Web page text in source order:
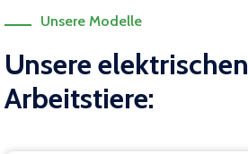
Unsere Modelle
Unsere elektrischen
Arbeitstiere: